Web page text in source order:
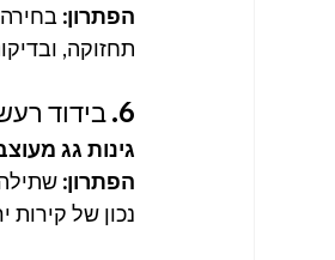
הפתרון:
תחזוקה,
6. בידוד רעשים ושיפור האקלים
גינות גג
הפתרון:
נכון של